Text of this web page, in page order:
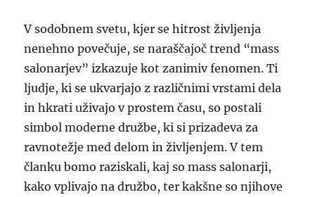
V sodobnem svetu, kjer se hitrost življenja
nenehno povečuje, se naraščajoč trend “mass
salonarjev” izkazuje kot zanimiv fenomen. Ti
ljudje, ki se ukvarjajo z različnimi vrstami dela
in hkrati uživajo v prostem času, so postali
simbol moderne družbe, ki si prizadeva za
ravnotežje med delom in življenjem. V tem
članku bomo raziskali, kaj so mass salonarji,
kako vplivajo na družbo, ter kakšne so njihove